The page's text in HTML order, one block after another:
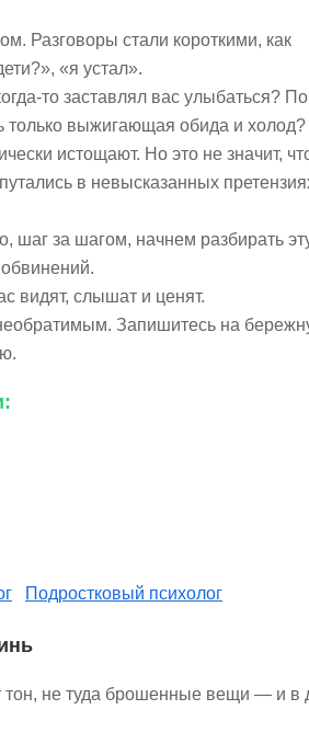
Разговоры стали короткими, как
«я устал».
то заставлял вас улыбаться?
только выжигающая обида и холод?
истощают. Но это не значит,
в невысказанных
шаг за шагом, начнем разбирать
видят, слышат и ценят.
Запишитесь на
Подростковый психолог
тон, не туда брошенные вещи — и в